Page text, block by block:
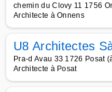
chemin du Clovy 11 1756
Architecte à Onnens
U8 Architectes
Pra-d Avau 33 1726 Posat
Architecte à Posat